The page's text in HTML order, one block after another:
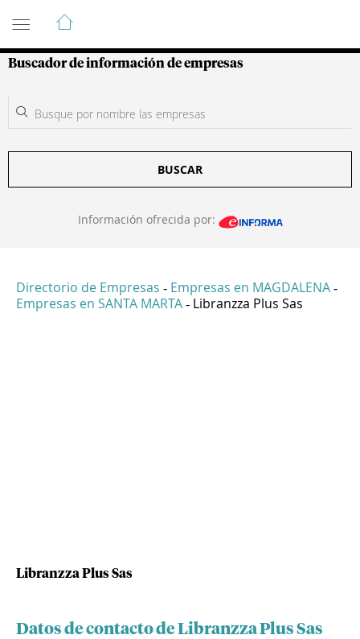
Guía de Empresas Colombianas
Buscador de información de empresas
BUSCAR
Información ofrecida por:
Directorio de Empresas - Empresas en MAGDALENA -
Empresas en SANTA MARTA - Libranzza Plus Sas
Libranzza Plus Sas
Datos de contacto de Libranzza Plus Sas